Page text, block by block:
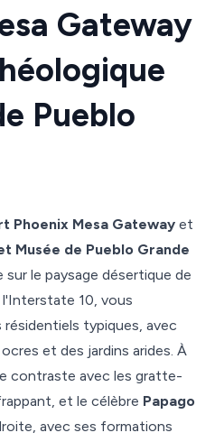
Gateway
Pueblo
Phoenix Mesa Gateway et
Musée de Pueblo Grande
le paysage désertique de
10, vous
typiques, avec
et des jardins arides. À
contraste avec les gratte-
et le célèbre Papago
avec ses formations